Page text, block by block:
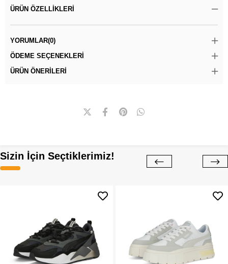
ÜRÜN ÖZELLIKLERI
YORUMLAR(0)
ÖDEME SEÇENEKLERI
ÜRÜN ÖNERILERI
Sizin İçin Seçtiklerimiz!